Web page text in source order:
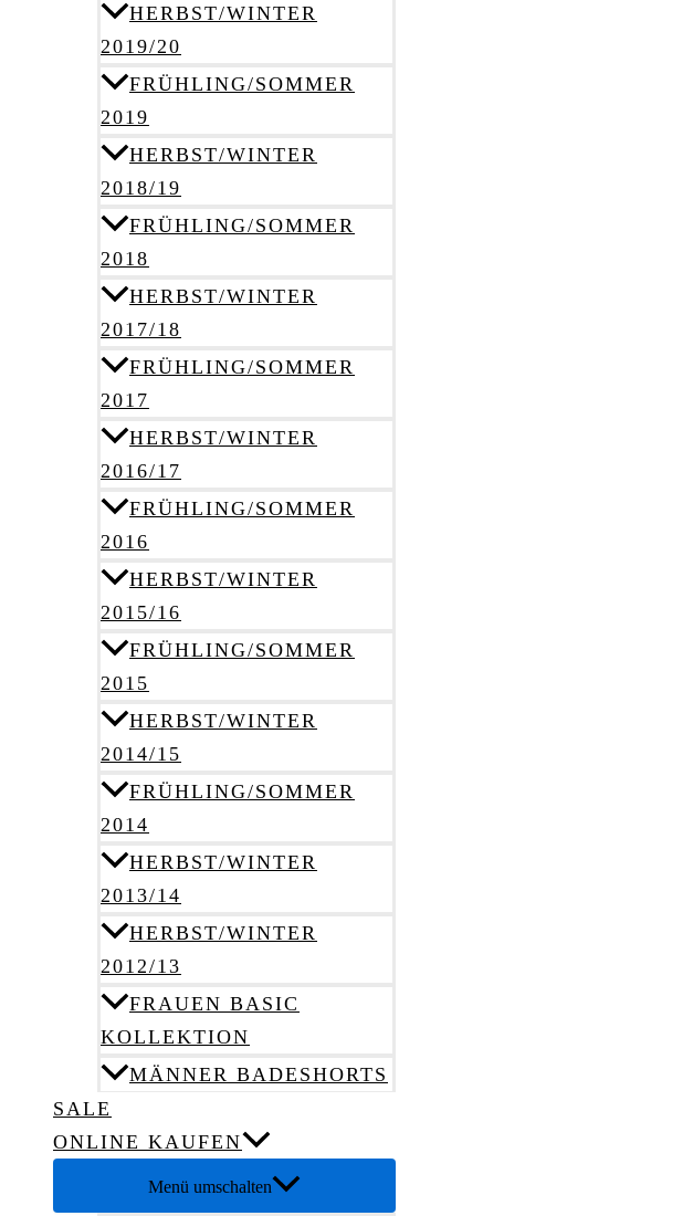
HERBST/WINTER
2019/20
FRÜHLING/SOMMER
2019
HERBST/WINTER
2018/19
FRÜHLING/SOMMER
2018
HERBST/WINTER
2017/18
FRÜHLING/SOMMER
2017
HERBST/WINTER
2016/17
FRÜHLING/SOMMER
2016
HERBST/WINTER
2015/16
FRÜHLING/SOMMER
2015
HERBST/WINTER
2014/15
FRÜHLING/SOMMER
2014
HERBST/WINTER
2013/14
HERBST/WINTER
2012/13
FRAUEN BASIC
KOLLEKTION
MÄNNER BADESHORTS
SALE
ONLINE KAUFEN
Menü umschalten